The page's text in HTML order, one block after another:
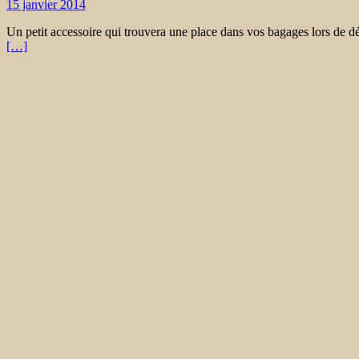
15 janvier 2014
Un petit accessoire qui trouvera une place dans vos bagages lors de
[…]